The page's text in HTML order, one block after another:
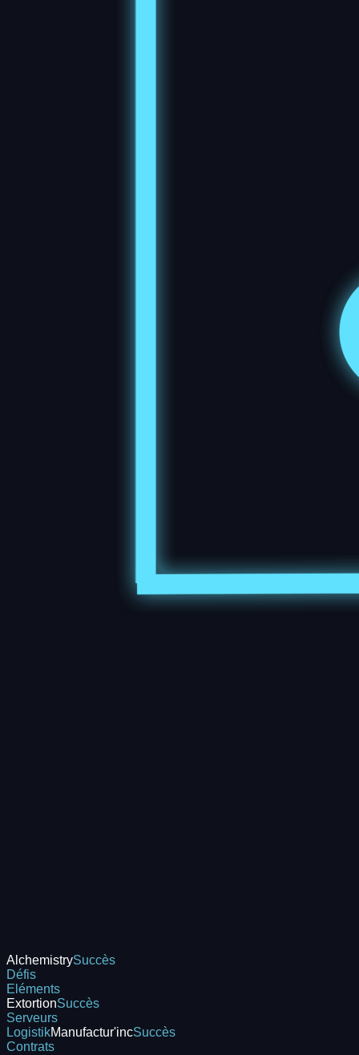
AlchemistrySuccès
Défis
Eléments
ExtortionSuccès
Serveurs
LogistikManufactur'incSuccès
Contrats